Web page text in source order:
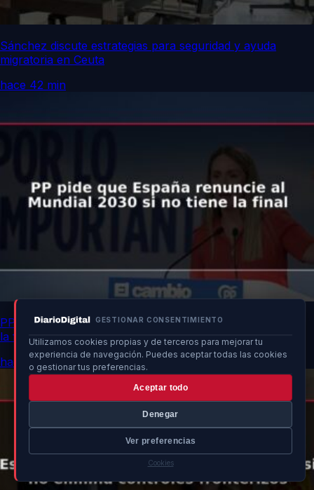
GESTIONAR CONSENTIMIENTO
Utilizamos cookies propias y de terceros para mejorar tu
experiencia de navegación. Puedes aceptar todas las cookies
o gestionar tus preferencias.
Aceptar todo
Denegar
Ver preferencias
Cookies
Sánchez discute estrategias para seguridad y ayuda
migratoria en Ceuta
hace 42 min
PP pide que España renuncie al Mundial 2030 si no tiene
la final
hace 42 min